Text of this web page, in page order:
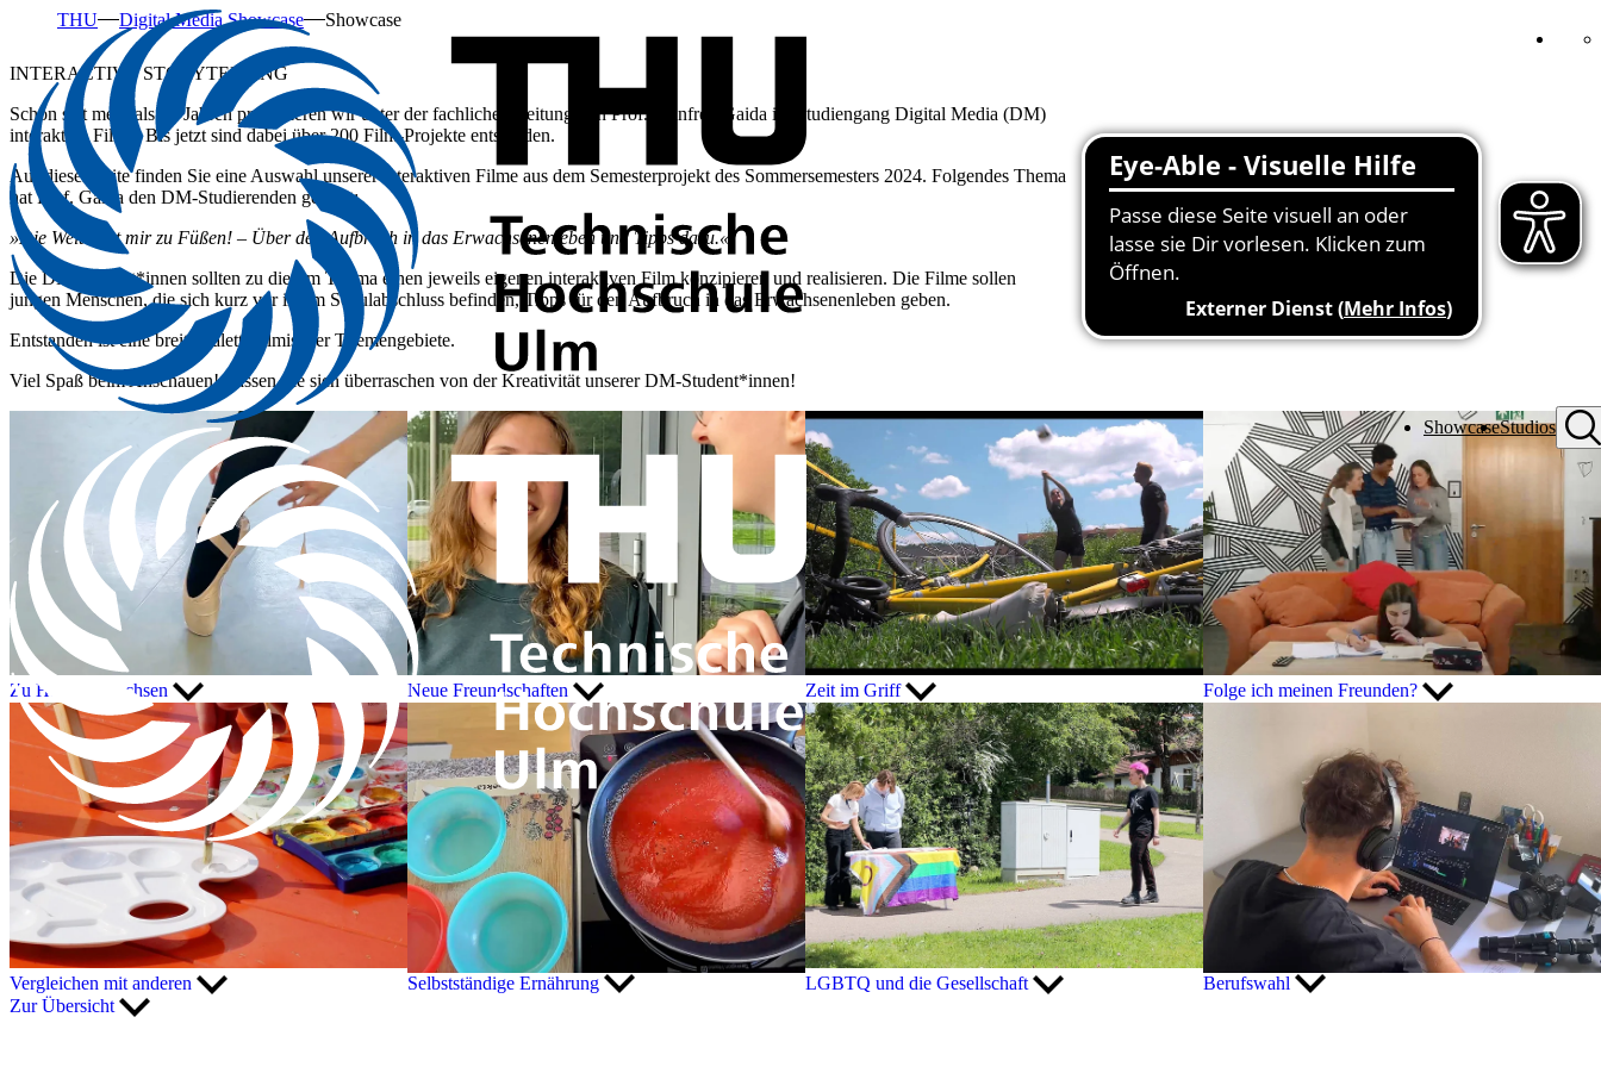
ShowcaseStudios
THU Digital Media Showcase Showcase
INTERACTIVE STORYTELLING
Schon seit mehr als 20 Jahren produzieren wir unter der fachlichen Leitung von Prof. Manfred Gaida im Studiengang Digital Media (DM)
interaktive Filme. Bis jetzt sind dabei über 200 Film-Projekte entstanden.
Auf dieser Seite finden Sie eine Auswahl unserer interaktiven Filme aus dem Semesterprojekt des Sommersemesters 2024. Folgendes Thema
hat Prof. Gaida den DM-Studierenden gestellt:
»Die Welt liegt mir zu Füßen! – Über den Aufbruch in das Erwachsenenleben und Tipps dazu.«
Die DM-Student*innen sollten zu diesem Thema einen jeweils eigenen interaktiven Film konzipieren und realisieren. Die Filme sollen
jungen Menschen, die sich kurz vor ihrem Schulabschluss befinden, Tipps für den Aufbruch in das Erwachsenenleben geben.
Entstanden ist eine breite Palette filmischer Themengebiete.
Viel Spaß beim Anschauen! Lassen Sie sich überraschen von der Kreativität unserer DM-Student*innen!
Zu Hause erwachsen Neue Freundschaften Zeit im Griff Folge ich meinen Freunden?
Vergleichen mit anderen Selbstständige Ernährung LGBTQ und die Gesellschaft
Berufswahl
Zur Übersicht